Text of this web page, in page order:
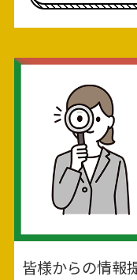
皆様からの情報